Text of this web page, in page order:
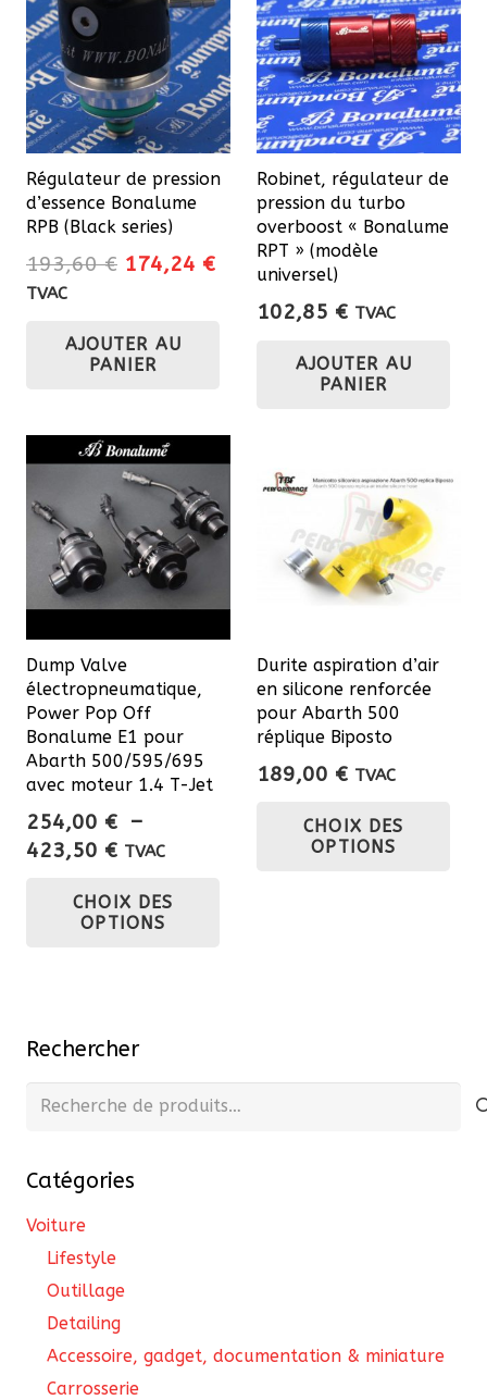
Régulateur de pression
d’essence Bonalume
RPB (Black series)
193,60€ Le
était :
193,60 €.
174,24 €Le
actuel
174,24 €.
TVAC
AJOUTER AU
PANIER
Robinet, régulateur de
pression du turbo
overboost « Bonalume
RPT » (modèle
universel)
102,85 € TVAC
AJOUTER AU
PANIER
Dump Valve
électropneumatique,
Power Pop Off
Bonalume E1 pour
Abarth 500/595/695
avec moteur 1.4 T-Jet
254,00 € –
423,50 €Plage
prix :
254,00 €
TVAC
CHOIX DES
OPTIONS
Durite aspiration d’air
en silicone renforcée
pour Abarth 500
réplique Biposto
189,00 € TVAC
CHOIX DES
OPTIONS
sur
Rechercher
Recherche
Catégories
Voiture
Lifestyle
Outillage
Detailing
Accessoire, gadget, documentation & miniature
Carrosserie